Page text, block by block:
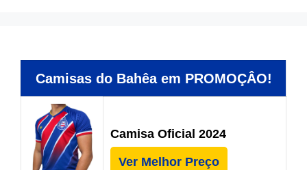
Camisas do Bahêa em PROMOÇÂO!
Camisa Oficial 2024
Ver Melhor Preço